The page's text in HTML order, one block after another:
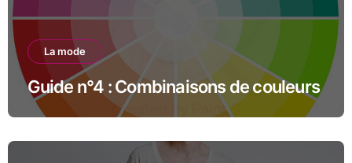
La mode
Guide n°4 : Combinaisons de couleurs